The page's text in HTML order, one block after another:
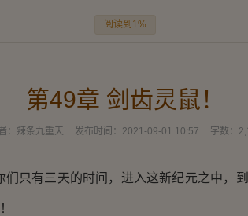
阅读到1%
第49章 剑齿灵鼠！
： 辣条九重天 发布时间： 2021-09-01 10:57 字数：
只有三天的时间，进入这新纪元之中，到